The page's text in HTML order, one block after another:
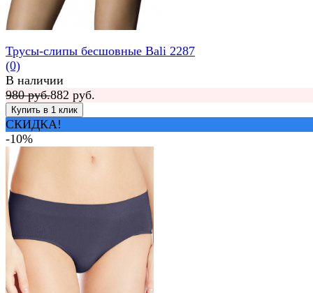
Трусы-слипы бесшовные Bali 2287
(0)
В наличии
980 руб.882 руб.
СКИДКА!
-10%